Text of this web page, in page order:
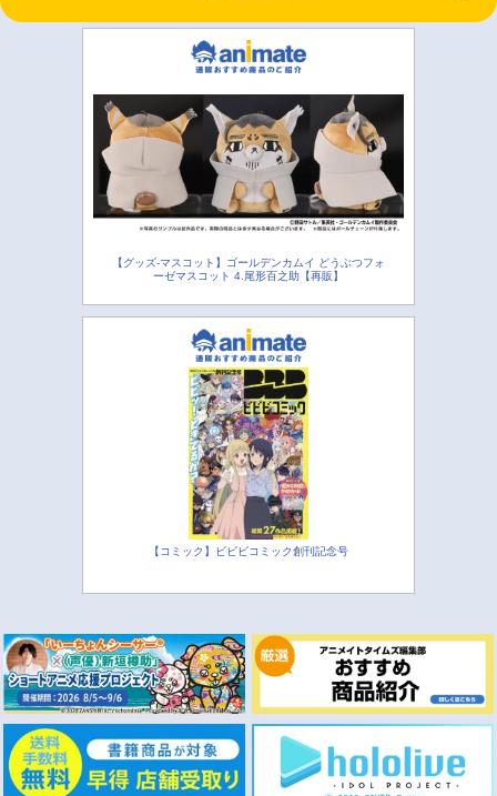
【グッズ-マスコット】ゴールデンカムイ どうぶつフォ
ーゼマスコット 4.尾形百之助【再販】
【コミック】ビビビコミック創刊記念号